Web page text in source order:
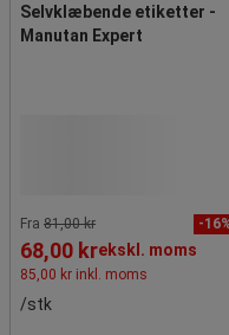
Selvklæbende etiketter -
Manutan Expert
Fra 81,00 kr -
68,00 krekskl. moms
85,00 kr inkl. moms
/stk